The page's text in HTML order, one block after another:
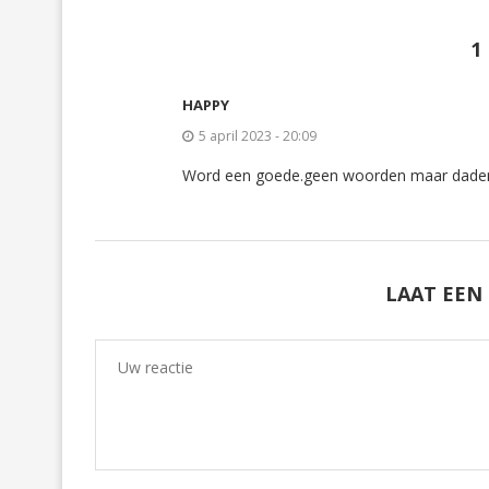
1
HAPPY
5 april 2023 - 20:09
Word een goede.geen woorden maar
LAAT EEN